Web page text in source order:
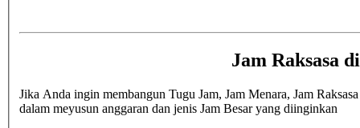
Jam Raksasa
Jika Anda ingin membangun Tugu Jam, Jam Menara, Jam
dalam meyusun anggaran dan jenis Jam Besar yang diinginkan